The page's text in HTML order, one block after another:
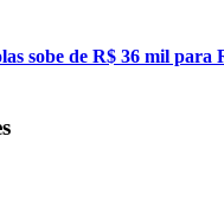
sobe de R$ 36 mil para